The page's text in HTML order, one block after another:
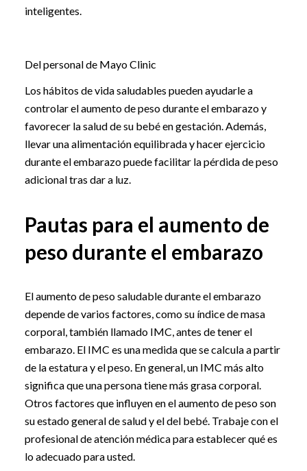
inteligentes.
Del personal de Mayo Clinic
Los hábitos de vida saludables pueden ayudarle a
controlar el aumento de peso durante el embarazo y
favorecer la salud de su bebé en gestación. Además,
llevar una alimentación equilibrada y hacer ejercicio
durante el embarazo puede facilitar la pérdida de peso
adicional tras dar a luz.
Pautas para el aumento de
peso durante el embarazo
El aumento de peso saludable durante el embarazo
depende de varios factores, como su índice de masa
corporal, también llamado IMC, antes de tener el
embarazo. El IMC es una medida que se calcula a partir
de la estatura y el peso. En general, un IMC más alto
significa que una persona tiene más grasa corporal.
Otros factores que influyen en el aumento de peso son
su estado general de salud y el del bebé. Trabaje con el
profesional de atención médica para establecer qué es
lo adecuado para usted.